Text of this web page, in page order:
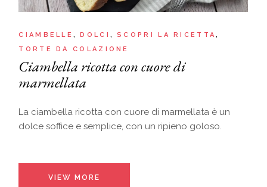
CIAMBELLE DOLCI
SCOPRI LA RICETTA
TORTE DA COLAZIONE
Ciambella ricotta con cuore di
marmellata
La ciambella ricotta con cuore di marmellata è un
dolce soffice e semplice, con un ripieno goloso.
VIEW MORE